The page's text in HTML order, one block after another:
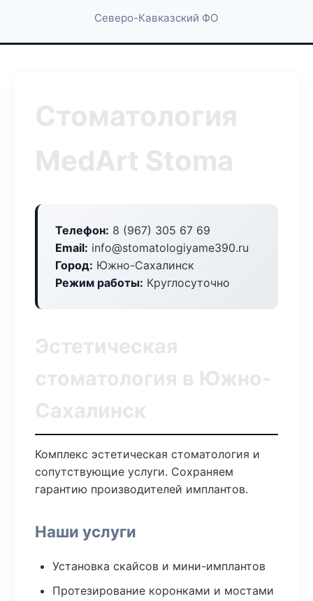
Северо-Кавказский ФО
Стоматология
MedArt Stoma
Телефон: 8 (967) 305 67 69
Email: info@stomatologiyame390.ru
Город: Южно-Сахалинск
Режим работы: Круглосуточно
Эстетическая
стоматология в Южно-
Сахалинск
Комплекс эстетическая стоматология и
сопутствующие услуги. Сохраняем
гарантию производителей имплантов.
Наши услуги
Установка скайсов и мини-имплантов
Протезирование коронками и мостами